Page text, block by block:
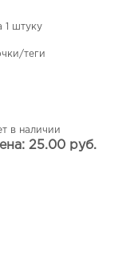
1 штуку
теги
в наличии
25.00 руб.